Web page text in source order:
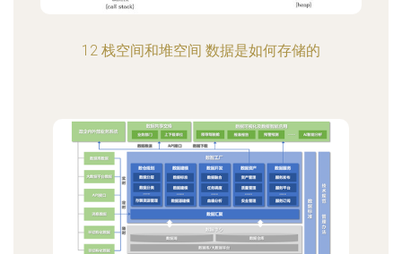
12 栈空间和堆空间 数据是如何存储的